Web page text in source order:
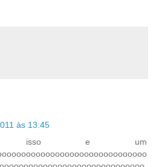
às 13:45
isso e um